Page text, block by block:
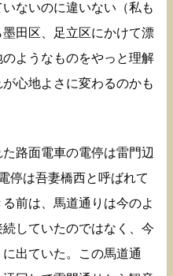
ないのに違いない（私も
田区、足立区にかけて漂
ようなものをやっと理解
心地よさに変わるのかも
路面電車の電停は雷門辺
停は吾妻橋西と呼ばれて
前は、馬道通りは今のよ
していたのではなく、今
出ていた。この馬道通